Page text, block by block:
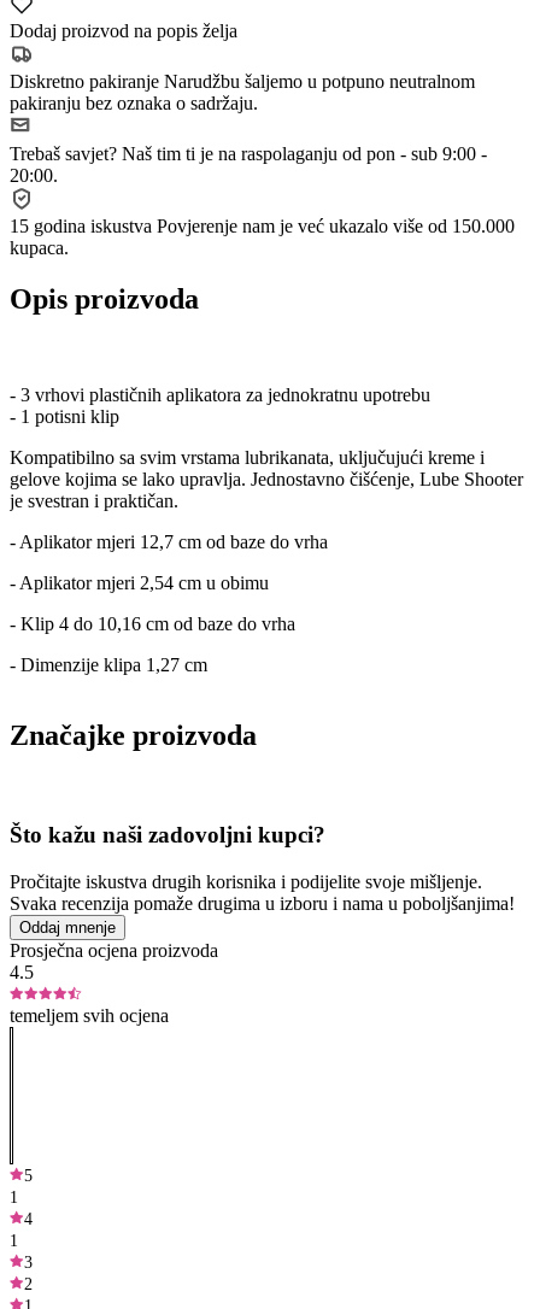
Dodaj proizvod na popis želja
Diskretno pakiranje Narudžbu šaljemo u potpuno neutralnom
pakiranju bez oznaka o sadržaju.
Trebaš savjet? Naš tim ti je na raspolaganju od pon - sub 9:00 -
20:00.
15 godina iskustva Povjerenje nam je već ukazalo više od 150.000
kupaca.
Opis proizvoda
- 3 vrhovi plastičnih aplikatora za jednokratnu upotrebu
- 1 potisni klip
Kompatibilno sa svim vrstama lubrikanata, uključujući kreme i
gelove kojima se lako upravlja. Jednostavno čišćenje, Lube Shooter
je svestran i praktičan.
- Aplikator mjeri 12,7 cm od baze do vrha
- Aplikator mjeri 2,54 cm u obimu
- Klip 4 do 10,16 cm od baze do vrha
- Dimenzije klipa 1,27 cm
Značajke proizvoda
Što kažu naši zadovoljni kupci?
Pročitajte iskustva drugih korisnika i podijelite svoje mišljenje.
Svaka recenzija pomaže drugima u izboru i nama u poboljšanjima!
Oddaj mnenje
Prosječna ocjena proizvoda
4.5
temeljem svih ocjena
5
1
4
1
3
2